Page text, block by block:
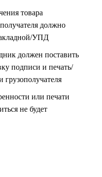
товара
должно
УПД
должен поставить
подписи и печать/
грузополучателя
или печати
не будет